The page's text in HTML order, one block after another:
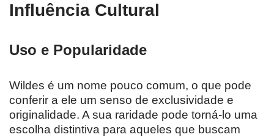
Influência Cultural
Uso e Popularidade
Wildes é um nome pouco comum, o que pode
conferir a ele um senso de exclusividade e
originalidade. A sua raridade pode torná-lo uma
escolha distintiva para aqueles que buscam